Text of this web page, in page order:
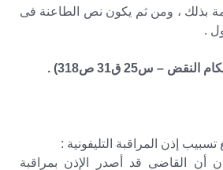
بذلك ، ومن ثم يكون نص الطاعنة فى
.
إذن المراقبة التليفونية :
أن القاضى قد أصدر الإذن بمراقبة